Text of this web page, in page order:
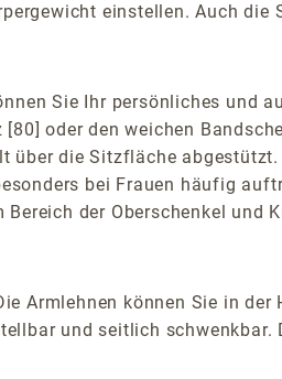
einstellen. Auch
Sie Ihr persönliches
oder den weichen
über die Sitzfläche
bei Frauen häufig
der Oberschenkel
Armlehnen können Sie in
und seitlich